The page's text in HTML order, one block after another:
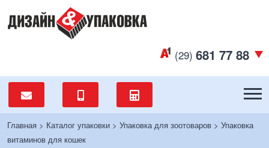
(29) 681 77 88
Главная > Каталог упаковки > Упаковка для зоотоваров > Упаковка
витаминов для кошек